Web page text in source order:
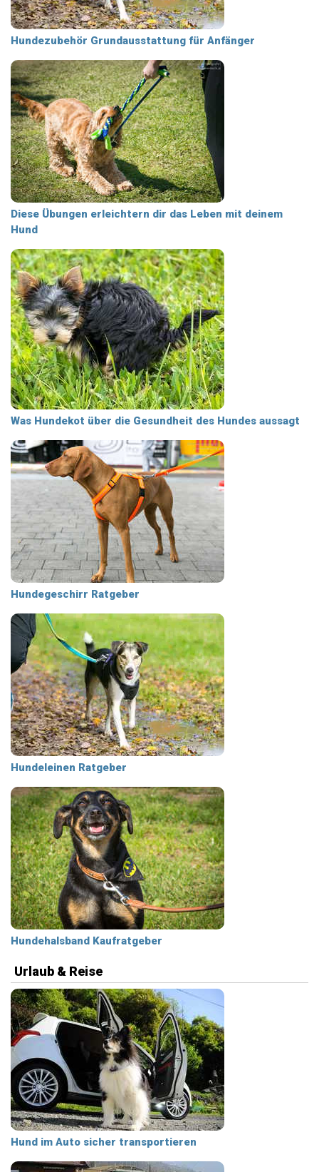
Hundezubehör Grundausstattung für Anfänger
Diese Übungen erleichtern dir das Leben mit deinem
Hund
Was Hundekot über die Gesundheit des Hundes aussagt
Hundegeschirr Ratgeber
Hundeleinen Ratgeber
Hundehalsband Kaufratgeber
Urlaub & Reise
Hund im Auto sicher transportieren